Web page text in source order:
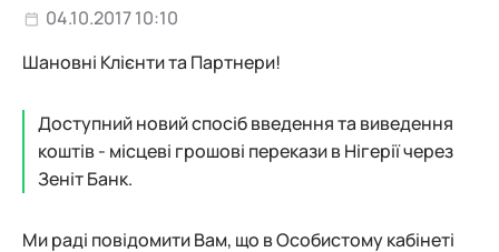
04.10.2017 10:10
Шановні Клієнти та Партнери!
Доступний новий спосіб введення та виведення
коштів - місцеві грошові перекази в Нігерії через
Зеніт Банк.
Ми раді повідомити Вам, що в Особистому кабінеті